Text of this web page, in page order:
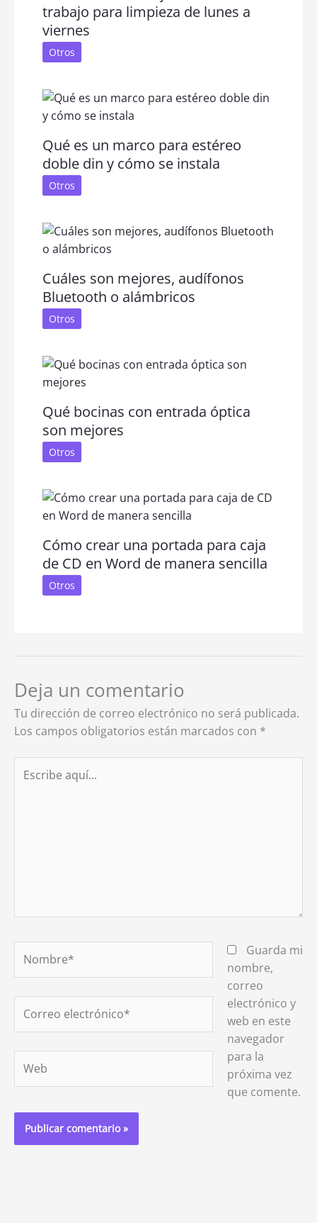
trabajo para limpieza de lunes a
viernes
Otros
Qué es un marco para estéreo
doble din y cómo se instala
Otros
Cuáles son mejores, audífonos
Bluetooth o alámbricos
Otros
Qué bocinas con entrada óptica
son mejores
Otros
Cómo crear una portada para caja
de CD en Word de manera sencilla
Otros
Deja un comentario
Tu dirección de correo electrónico no será publicada.
Los campos obligatorios están marcados con *
aquí...
electrónico*
Guarda mi
nombre,
correo
electrónico y
web en este
navegador
para la
próxima vez
que comente.